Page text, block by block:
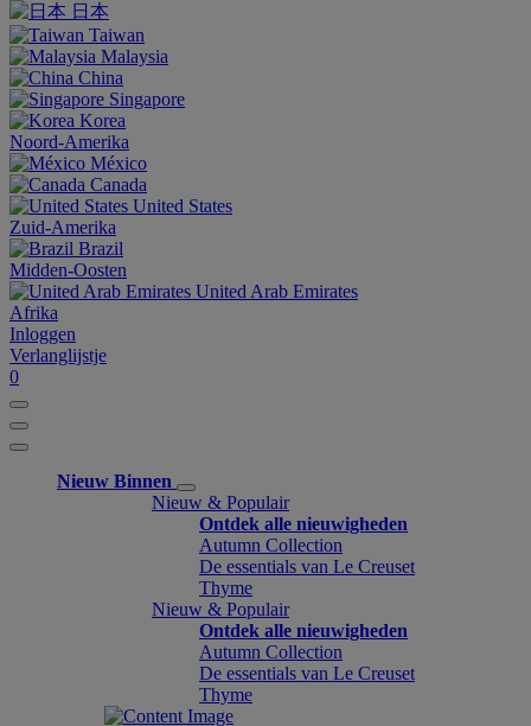
日本
Taiwan
Malaysia
China
Singapore
Korea
Noord-Amerika
México
Canada
United States
Zuid-Amerika
Brazil
Midden-Oosten
United Arab Emirates
Afrika
Inloggen
Verlanglijstje
0
Nieuw Binnen
Nieuw & Populair
Ontdek alle nieuwigheden
Autumn Collection
De essentials van Le Creuset
Thyme
Nieuw & Populair
Ontdek alle nieuwigheden
Autumn Collection
De essentials van Le Creuset
Thyme